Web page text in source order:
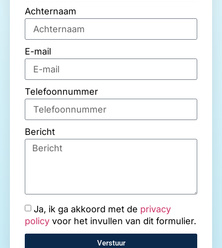
Achternaam
E-mail
Telefoonnummer
Bericht
Ja, ik ga akkoord met de privacy
policy voor het invullen van dit formulier.
Verstuur